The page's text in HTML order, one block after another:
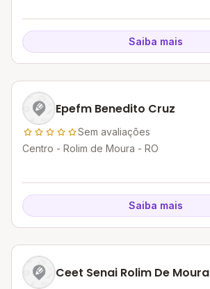
Saiba mais
Epefm Benedito Cruz
Sem avaliações
Centro - Rolim de Moura - RO
Saiba mais
Ceet Senai Rolim De Moura